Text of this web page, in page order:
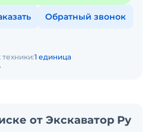
Обратный звонок
1 единица
от Экскаватор Ру